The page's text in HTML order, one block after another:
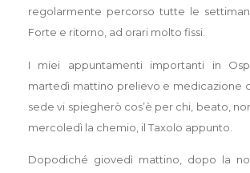
regolarmente percorso tutte le
Forte e ritorno, ad orari molto fissi.
I miei appuntamenti importanti in
martedì mattino prelievo e medicazione
sede vi spiegherò cos’è per chi, beato,
mercoledì la chemio, il Taxolo appunto.
Dopodiché giovedì mattino, dopo la